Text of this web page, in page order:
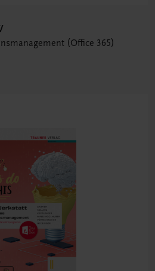
(Office 365)